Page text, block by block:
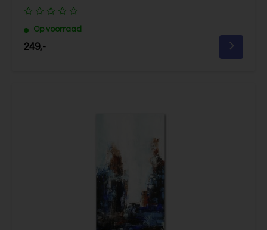
Op voorraad
249,-